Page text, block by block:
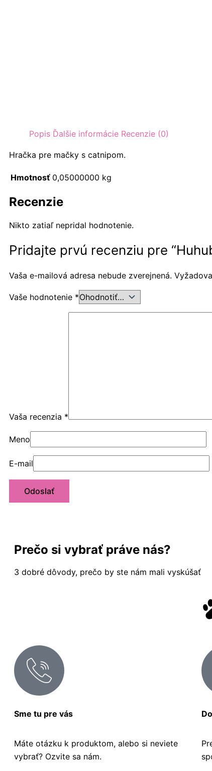
Popis Ďalšie informácie Recenzie (0)
Hračka pre mačky s catnipom.
Hmotnosť 0,05000000 kg
Recenzie
Nikto zatiaľ nepridal hodnotenie.
Pridajte prvú recenziu pre
Vaša e-mailová adresa nebude zverejnená.
Vaše hodnotenie *
Vaša recenzia *
Meno
E-mail
Prečo si vybrať práve nás?
3 dobré dôvody, prečo by ste nám mali vyskúšať
Sme tu pre vás
Máte otázku k produktom, alebo si neviete
vybrať? Ozvite sa nám.